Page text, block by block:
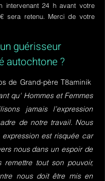
intervenant 24 h avant votre
sera retenu. Merci de votre
guérisseur
autochtone ?
de Grand-père T8aminik
qu' Hommes et Femmes
jamais l’expression
de notre travail. Nous
est risquée car
nous dans un espoir de
remettre tout son pouvoir,
nous doit être mis en